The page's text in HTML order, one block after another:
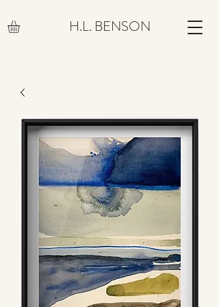
H.L. BENSON